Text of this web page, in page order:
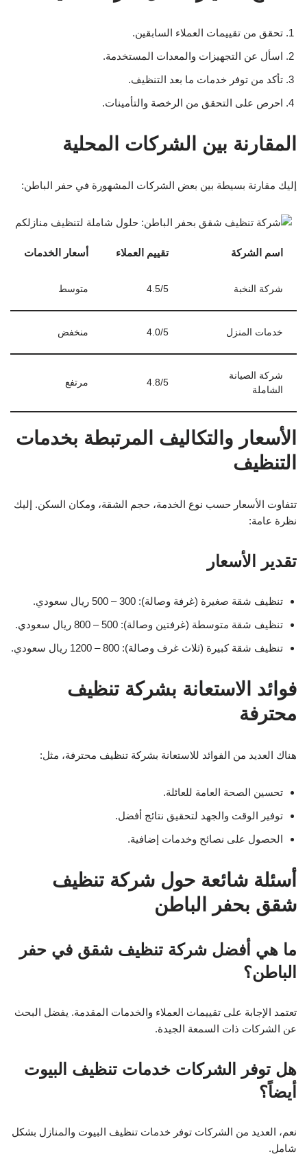
تحقق من تقييمات العملاء السابقين.
اسأل عن التجهيزات والمعدات المستخدمة.
تأكد من توفر خدمات ما بعد التنظيف.
احرص على التحقق من الرخصة والتأمينات.
المقارنة بين الشركات المحلية
إليك مقارنة بسيطة بين بعض الشركات المشهورة في حفر الباطن:
اسم الشركة تقييم العملاء أسعار الخدمات
شركة النخبة 4.5/5 متوسط
خدمات المنزل 4.0/5 منخفض
شركة الصيانة
الشاملة
4.8/5 مرتفع
الأسعار والتكاليف المرتبطة بخدمات
التنظيف
تتفاوت الأسعار حسب نوع الخدمة، حجم الشقة، ومكان السكن. إليك
نظرة عامة:
تقدير الأسعار
تنظيف شقة صغيرة (غرفة وصالة): 300 – 500 ريال سعودي.
تنظيف شقة متوسطة (غرفتين وصالة): 500 – 800 ريال سعودي.
تنظيف شقة كبيرة (ثلاث غرف وصالة): 800 – 1200 ريال سعودي.
فوائد الاستعانة بشركة تنظيف
محترفة
هناك العديد من الفوائد للاستعانة بشركة تنظيف محترفة، مثل:
تحسين الصحة العامة للعائلة.
توفير الوقت والجهد لتحقيق نتائج أفضل.
الحصول على نصائح وخدمات إضافية.
أسئلة شائعة حول شركة تنظيف
شقق بحفر الباطن
ما هي أفضل شركة تنظيف شقق في حفر
الباطن؟
تعتمد الإجابة على تقييمات العملاء والخدمات المقدمة. يفضل البحث
عن الشركات ذات السمعة الجيدة.
هل توفر الشركات خدمات تنظيف البيوت
أيضاً؟
نعم، العديد من الشركات توفر خدمات تنظيف البيوت والمنازل بشكل
شامل.